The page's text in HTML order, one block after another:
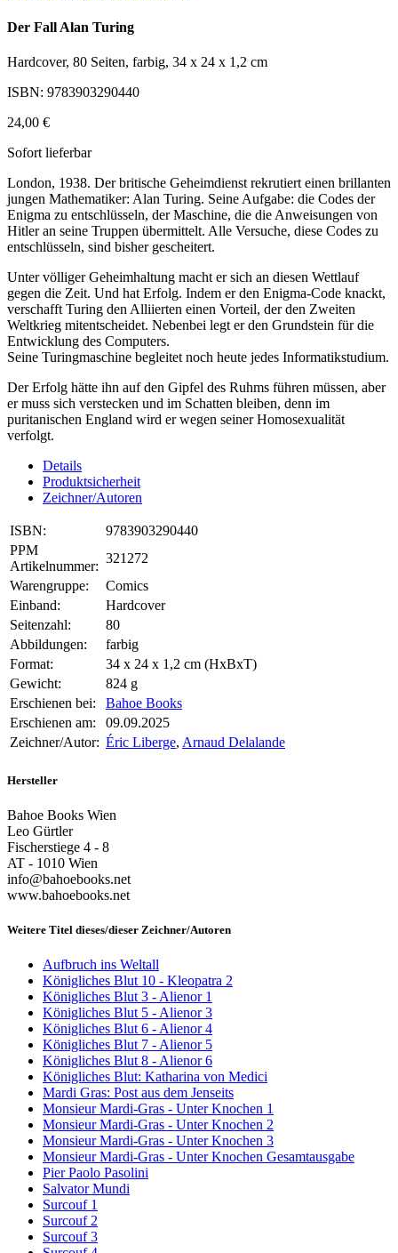
Der Fall Alan Turing
Hardcover, 80 Seiten, farbig, 34 x 24 x 1,2 cm
ISBN: 9783903290440
24,00 €
Sofort lieferbar
London, 1938. Der britische Geheimdienst rekrutiert einen brillanten
jungen Mathematiker: Alan Turing. Seine Aufgabe: die Codes der
Enigma zu entschlüsseln, der Maschine, die die Anweisungen von
Hitler an seine Truppen übermittelt. Alle Versuche, diese Codes zu
entschlüsseln, sind bisher gescheitert.
Unter völliger Geheimhaltung macht er sich an diesen Wettlauf
gegen die Zeit. Und hat Erfolg. Indem er den Enigma-Code knackt,
verschafft Turing den Alliierten einen Vorteil, der den Zweiten
Weltkrieg mitentscheidet. Nebenbei legt er den Grundstein für die
Entwicklung des Computers.
Seine Turingmaschine begleitet noch heute jedes Informatikstudium.
Der Erfolg hätte ihn auf den Gipfel des Ruhms führen müssen, aber
er muss sich verstecken und im Schatten bleiben, denn im
puritanischen England wird er wegen seiner Homosexualität
verfolgt.
Details
Produktsicherheit
Zeichner/Autoren
ISBN:
9783903290440
PPM
Artikelnummer:
321272
Warengruppe:
Comics
Einband:
Hardcover
Seitenzahl:
80
Abbildungen:
farbig
Format:
34 x 24 x 1,2 cm (HxBxT)
Gewicht:
824 g
Erschienen bei:
Bahoe Books
Erschienen am:
09.09.2025
Zeichner/Autor: Éric Liberge, Arnaud Delalande
Hersteller
Bahoe Books Wien
Leo Gürtler
Fischerstiege 4 - 8
AT - 1010 Wien
info@bahoebooks.net
www.bahoebooks.net
Weitere Titel dieses/dieser Zeichner/Autoren
Aufbruch ins Weltall
Königliches Blut 10 - Kleopatra 2
Königliches Blut 3 - Alienor 1
Königliches Blut 5 - Alienor 3
Königliches Blut 6 - Alienor 4
Königliches Blut 7 - Alienor 5
Königliches Blut 8 - Alienor 6
Königliches Blut: Katharina von Medici
Mardi Gras: Post aus dem Jenseits
Monsieur Mardi-Gras - Unter Knochen 1
Monsieur Mardi-Gras - Unter Knochen 2
Monsieur Mardi-Gras - Unter Knochen 3
Monsieur Mardi-Gras - Unter Knochen Gesamtausgabe
Pier Paolo Pasolini
Salvator Mundi
Surcouf 1
Surcouf 2
Surcouf 3